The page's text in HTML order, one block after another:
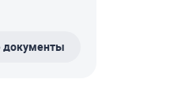
документы